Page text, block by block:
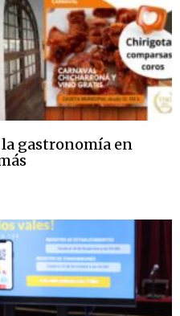
gastronomía en